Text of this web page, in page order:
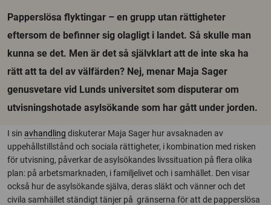
Papperslösa flyktingar – en grupp utan rättigheter
eftersom de befinner sig olagligt i landet. Så skulle man
kunna se det. Men är det så självklart att de inte ska ha
rätt att ta del av välfärden? Nej, menar Maja Sager
genusvetare vid Lunds universitet som disputerar om
utvisningshotade asylsökande som har gått under jorden.
I sin avhandling diskuterar Maja Sager hur avsaknaden av
uppehållstillstånd och sociala rättigheter, i kombination med risken
för utvisning, påverkar de asylsökandes livssituation på flera olika
plan: på arbetsmarknaden, i familjelivet och i samhället. Den visar
också hur de asylsökande själva, deras släkt och vänner och det
civila samhället ständigt tänjer på gränserna för att de papperslösa